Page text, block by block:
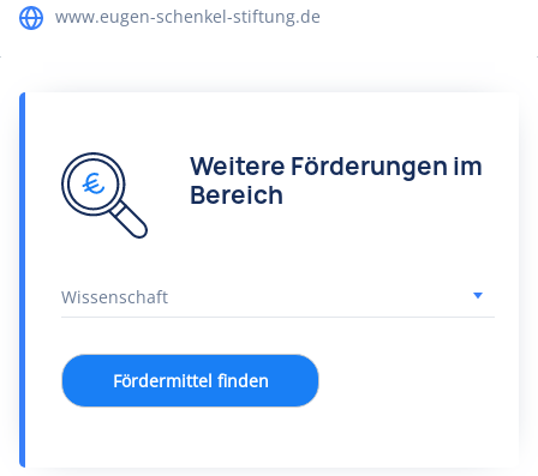
www.eugen-schenkel-stiftung.de
Weitere Förderungen im
Bereich
Fördermittel finden